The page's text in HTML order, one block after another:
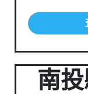
南